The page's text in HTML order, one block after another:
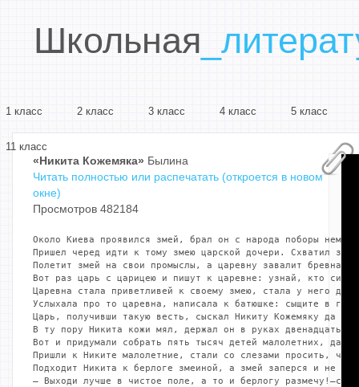
Школьная
1 класс 2 класс 3 класс 4 класс 5 класс
11 класс
«Никита Кожемяка» Былина
Читать полностью или распечатать (откроется в новом
окне)
Просмотров 482184
Около Киева проявился змей, брал он с народа поборы
Пришел черед идти к тому змею царской дочери. Схватил
Полетит змей на свои промыслы, а царевну завалит
Вот раз царь с царицею и пишут к царевне: узнай, кто
Царевна стала приветливей к своему змею, стала у него
Услыхала про то царевна, написала к батюшке: сыщите в
Царь, получивши такую весть, сыскал Никиту Кожемяку да
В ту пору Никита кожи мял, держал он в руках двенадцать
Вот и придумали собрать пять тысяч детей малолетних, да
Пришли к Никите малолетние, стали со слезами просить,
Подходит Никита к берлоге змеиной, а змей заперся и не
— Выходи лучше в чистое поле, а то и берлогу